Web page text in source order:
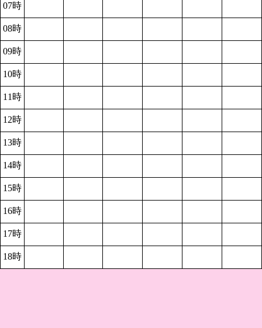
07時
08時
09時
10時
11時
12時
13時
14時
15時
16時
17時
18時